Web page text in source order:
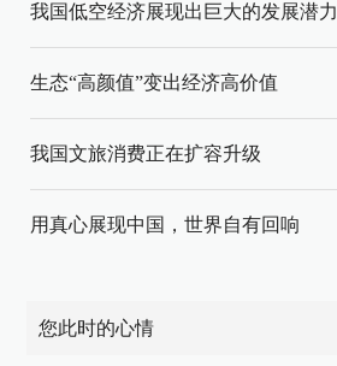
我国低空经济展现出巨大的发展潜力
生态“高颜值”变出经济高价值
我国文旅消费正在扩容升级
用真心展现中国，世界自有回响
您此时的心情